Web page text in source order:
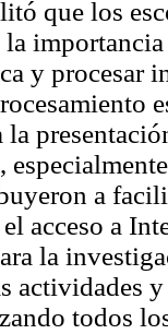
que los
importancia
y
la
a
acceso a
la
actividades
todos